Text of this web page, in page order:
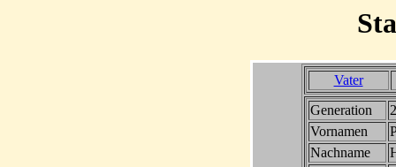
Vater
Generation
2
Vornamen
Nachname